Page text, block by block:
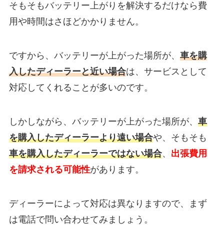
そもそもバッテリー上がりを解決するだけなら費
用や時間はさほどかかりません。
ですから、バッテリーが上がった場所が、 車を購
入したディーラーと近い場合は、サービスとして
対応してくれることが多いのです。
しかしながら、バッテリーが上がった場所が、 車
を購入したディーラーより遠い場合や、そもそも
車を購入したディーラーではない場合、 出張費用
を請求される可能性があります。
ディーラーによって対応は異なりますので、まず
は電話で問い合わせてみましょう。